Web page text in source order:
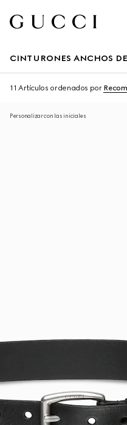
CINTURONES ANCHOS
11 Artículos ordenados por
Personalizar con las iniciales